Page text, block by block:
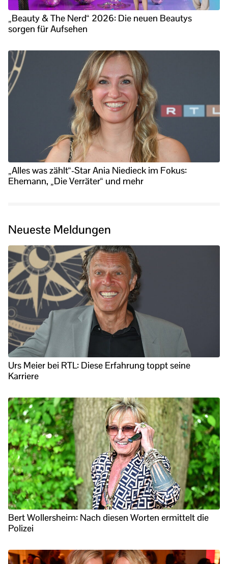
„Beauty & The Nerd“ 2026: Die neuen Beautys
sorgen für Aufsehen
„Alles was zählt“-Star Ania Niedieck im Fokus:
Ehemann, „Die Verräter“ und mehr
Neueste Meldungen
Urs Meier bei RTL: Diese Erfahrung toppt seine
Karriere
Bert Wollersheim: Nach diesen Worten ermittelt die
Polizei